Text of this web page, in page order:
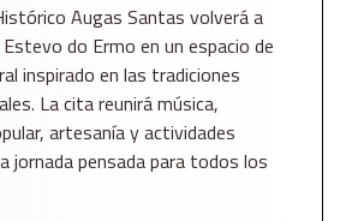
Augas Santas volverá a
do Ermo en un espacio de
inspirado en las tradiciones
La cita reunirá música,
artesanía y actividades
jornada pensada para todos los